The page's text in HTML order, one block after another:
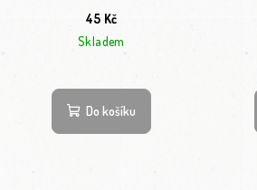
45 Kč
Skladem
Do košíku